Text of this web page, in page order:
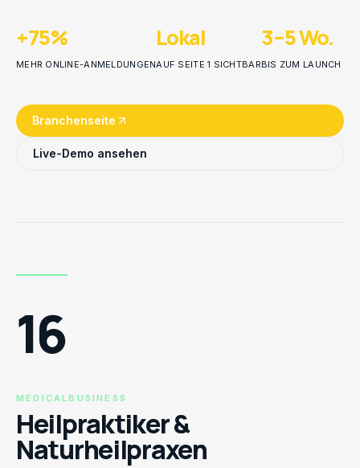
+75%
MEHR ONLINE-ANMELDUNGEN
Lokal
AUF SEITE 1 SICHTBAR
3–5 Wo.
BIS ZUM LAUNCH
Branchenseite
Live-Demo ansehen
16
MEDICALBUSINESS
Heilpraktiker &
Naturheilpraxen